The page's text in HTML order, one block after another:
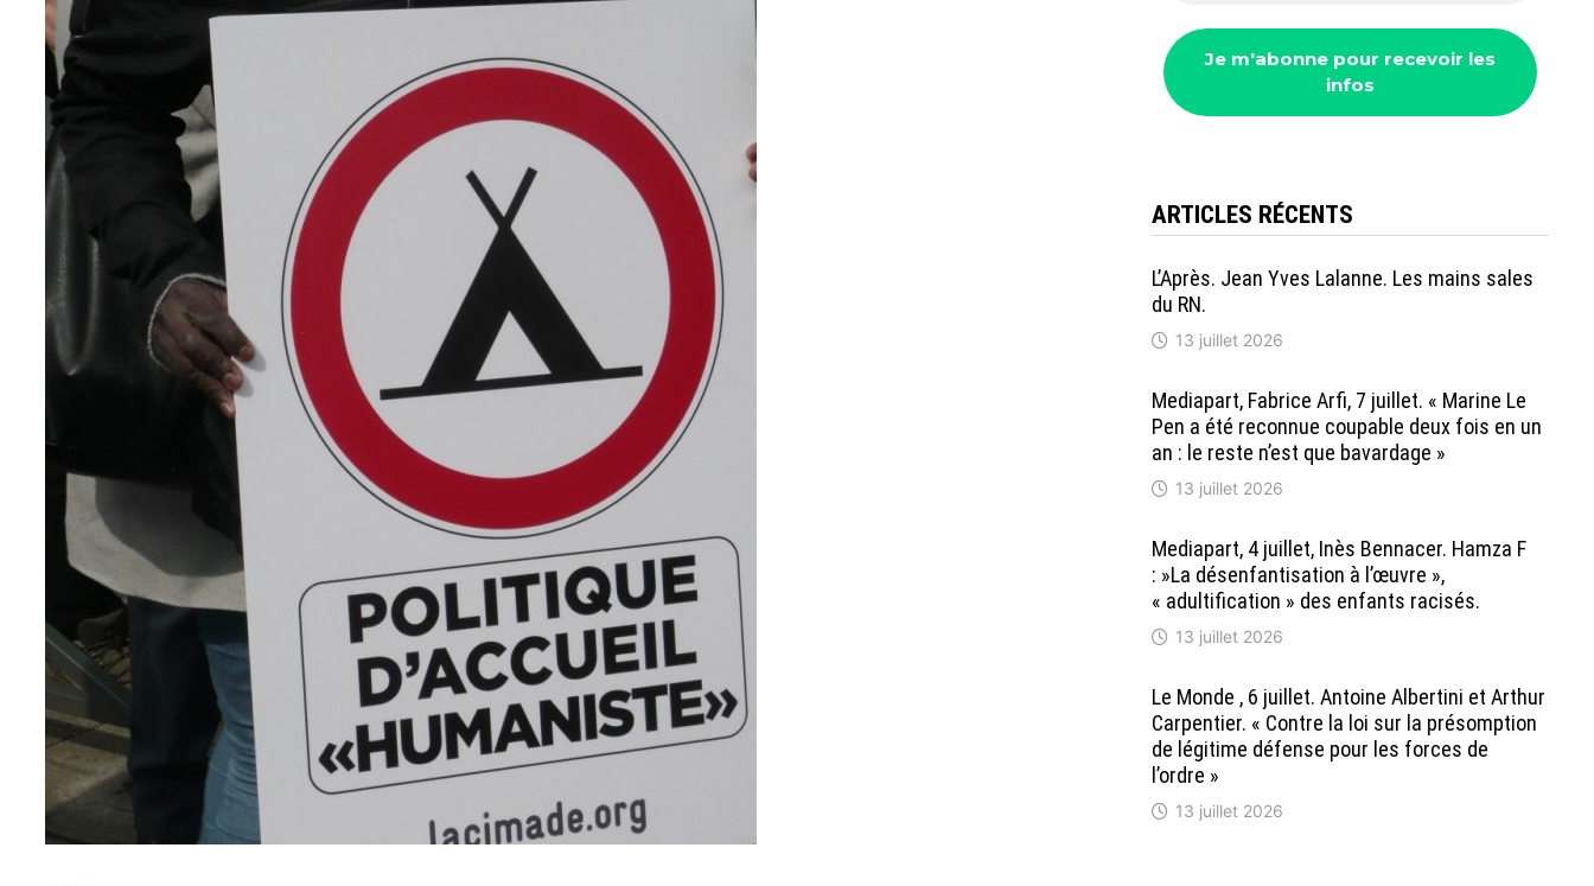
ARTICLES RÉCENTS
L’Après. Jean Yves Lalanne. Les mains sales
du RN.
13 juillet 2026
Mediapart, Fabrice Arfi, 7 juillet. « Marine Le
Pen a été reconnue coupable deux fois en un
an : le reste n’est que bavardage »
13 juillet 2026
Mediapart, 4 juillet, Inès Bennacer. Hamza F
: »La désenfantisation à l’œuvre »,
« adultification » des enfants racisés.
13 juillet 2026
Le Monde , 6 juillet. Antoine Albertini et Arthur
Carpentier. « Contre la loi sur la présomption
de légitime défense pour les forces de
l’ordre »
13 juillet 2026